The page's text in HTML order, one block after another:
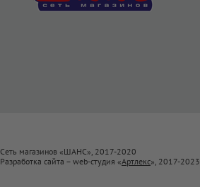
Сеть магазинов «ШАНС», 2017-2020
Разработка сайта – web-студия «Артлекс», 2017-2023